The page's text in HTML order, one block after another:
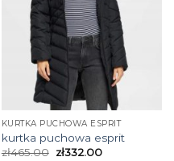
KURTKA PUCHOWA ESPRIT
kurtka puchowa esprit
zł465.00 zł332.00